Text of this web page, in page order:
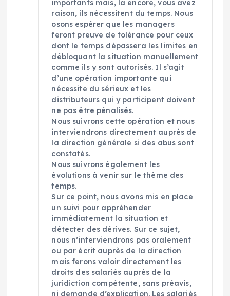
importants mais, la encore, vous avez
raison, ils nécessitent du temps. Nous
osons espérer que les managers
feront preuve de tolérance pour ceux
dont le temps dépassera les limites en
débloquant la situation manuellement
comme ils y sont autorisés. Il s’agit
d’une opération importante qui
nécessite du sérieux et les
distributeurs qui y participent doivent
ne pas être pénalisés.
Nous suivrons cette opération et nous
interviendrons directement auprès de
la direction générale si des abus sont
constatés.
Nous suivrons également les
évolutions à venir sur le thème des
temps.
Sur ce point, nous avons mis en place
un suivi pour appréhender
immédiatement la situation et
détecter des dérives. Sur ce sujet,
nous n’interviendrons pas oralement
ou par écrit auprès de la direction
mais ferons valoir directement les
droits des salariés auprès de la
juridiction compétente, sans préavis,
ni demande d’explication. Les salariés